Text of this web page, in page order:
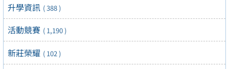
升學資訊 ( 388 )
活動競賽 ( 1,190 )
新莊榮耀 ( 102 )